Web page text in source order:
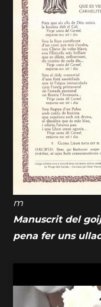
m
Manuscrit del
pena fer uns